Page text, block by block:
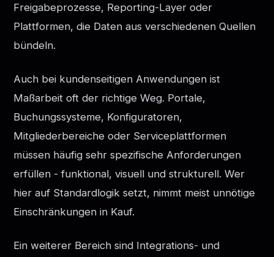
Freigabeprozesse, Reporting-Layer oder
Plattformen, die Daten aus verschiedenen Quellen
bündeln.
Auch bei kundenseitigen Anwendungen ist
Maßarbeit oft der richtige Weg. Portale,
Buchungssysteme, Konfiguratoren,
Mitgliederbereiche oder Serviceplattformen
müssen häufig sehr spezifische Anforderungen
erfüllen - funktional, visuell und strukturell. Wer
hier auf Standardlogik setzt, nimmt meist unnötige
Einschränkungen in Kauf.
Ein weiterer Bereich sind Integrations- und